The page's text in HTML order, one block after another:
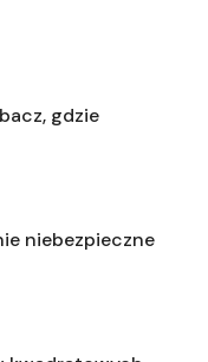
gdzie
niebezpieczne